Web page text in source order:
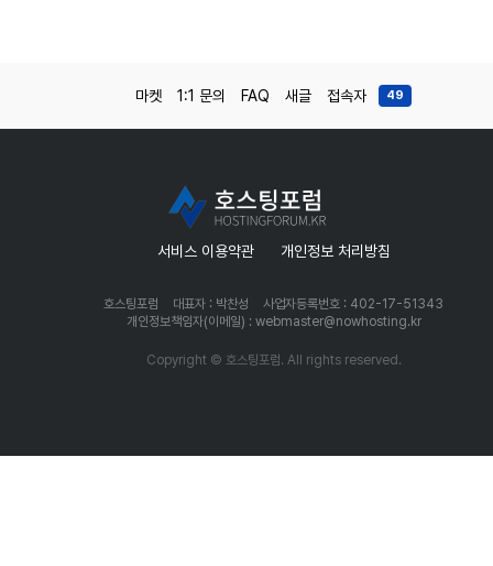
마켓 1:1 문의 FAQ 새글 접속자 49
서비스 이용약관 개인정보 처리방침
호스팅포럼 대표자 : 박찬성
사업자등록번호 : 402-17-51343
개인정보책임자(이메일) : webmaster@nowhosting.kr
Copyright © 호스팅포럼. All rights reserved.